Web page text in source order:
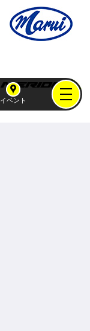
イベント